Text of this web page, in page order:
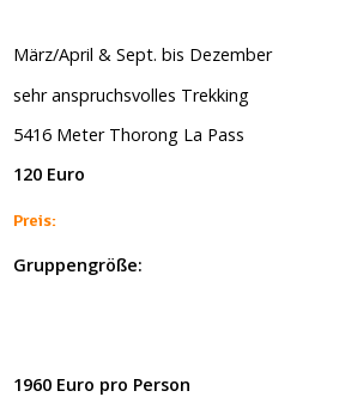
März/April & Sept. bis Dezember
sehranspruchsvolles Trekking
5416 Meter Thorong La Pass
120 Euro
Preis:
Gruppengröße:
1960 Euro pro Person